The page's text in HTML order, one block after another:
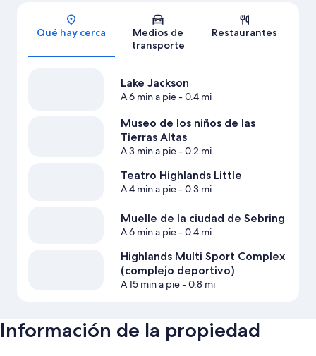
Sección del mapa
Qué hay cerca
Medios de
transporte
Restaurantes
Lake Jackson
A 6 min a pie- 0.4 mi
Museo de los niños de las
Tierras Altas
A 3 min a pie- 0.2 mi
Teatro Highlands Little
A 4 min a pie- 0.3 mi
Muelle de la ciudad de Sebring
A 6 min a pie- 0.4 mi
Highlands Multi Sport Complex
(complejo deportivo)
A 15 min a pie- 0.8 mi
Información de la propiedad